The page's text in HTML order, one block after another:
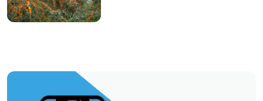
https://t.me/minskctvby